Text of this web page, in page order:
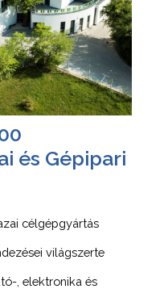
és Gépipari
célgépgyártás
világszerte
, elektronika és